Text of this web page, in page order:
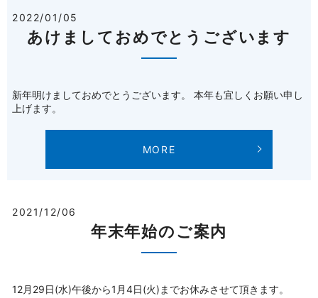
2022/01/05
あけましておめでとうございます
新年明けましておめでとうございます。 本年も宜しくお願い申し
上げます。
MORE
2021/12/06
年末年始のご案内
12月29日(水)午後から1月4日(火)までお休みさせて頂きます。